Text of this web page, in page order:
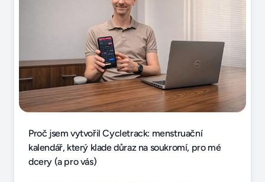
Proč jsem vytvořil Cycletrack: menstruační
kalendář, který klade důraz na soukromí, pro mé
dcery (a pro vás)